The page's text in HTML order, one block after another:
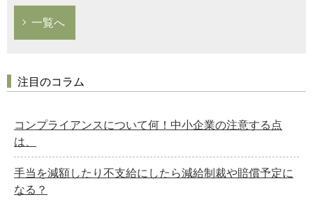
一覧へ
注目のコラム
コンプライアンスについて何！中小企業の注意する点
は、
手当を減額したり不支給にしたら減給制裁や賠償予定に
なる？